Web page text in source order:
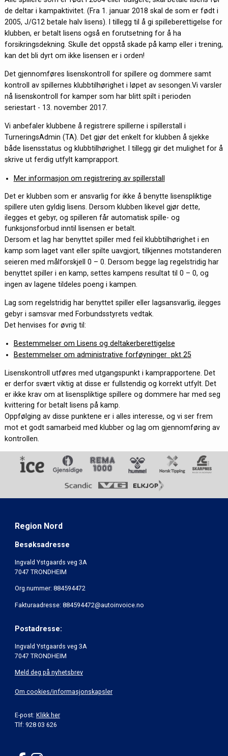
de deltar i kampaktivitet. (Fra 1. januar 2018 skal de som er født i
2005, J/G12 betale halv lisens). I tillegg til å gi spilleberettigelse for
klubben, er betalt lisens også en forutsetning for å ha
forsikringsdekning. Skulle det oppstå skade på kamp eller i trening,
kan det bli dyrt om ikke lisensen er i orden!
Det gjennomføres lisenskontroll for spillere og dommere samt
kontroll av spillernes klubbtilhørighet i løpet av sesongen.Vi varsler
nå lisenskontroll for kamper som har blitt spilt i perioden
seriestart - 13. november 2017.
Vi anbefaler klubbene å registrere spillerne i spillerstall i
TurneringsAdmin (TA). Det gjør det enkelt for klubben å sjekke
både lisensstatus og klubbtilhørighet. I tillegg gir det mulighet for å
skrive ut ferdig utfylt kamprapport.
Mer informasjon om registrering av spillerstall
Det er klubben som er ansvarlig for ikke å benytte lisenspliktige
spillere uten gyldig lisens. Dersom klubben likevel gjør dette,
ilegges et gebyr, og spilleren får automatisk spille- og
funksjonsforbud inntil lisensen er betalt.
Dersom et lag har benyttet spiller med feil klubbtilhørighet i en
kamp som laget vant eller spilte uavgjort, tilkjennes motstanderen
seieren med målforskjell 0 – 0. Dersom begge lag regelstridig har
benyttet spiller i en kamp, settes kampens resultat til 0 – 0, og
ingen av lagene tildeles poeng i kampen.
Lag som regelstridig har benyttet spiller eller lagsansvarlig, ilegges
gebyr i samsvar med Forbundsstyrets vedtak.
Det henvises for øvrig til:
Bestemmelser om Lisens og deltakerberettigelse
Bestemmelser om administrative forføyninger pkt 25
Lisenskontroll utføres med utgangspunkt i kamprapportene. Det
er derfor svært viktig at disse er fullstendig og korrekt utfylt. Det
er ikke krav om at lisenspliktige spillere og dommere har med seg
kvittering for betalt lisens på kamp.
Oppfølging av disse punktene er i alles interesse, og vi ser frem
mot et godt samarbeid med klubber og lag om gjennomføring av
kontrollen.
Region Nord
Besøksadresse
Ingvald Ystgaards veg 3A
7047 TRONDHEIM
Org.nummer: 884594472
Fakturaadresse: 884594472@autoinvoice.no
Postadresse:
Ingvald Ystgaards veg 3A
7047 TRONDHEIM
Meld deg på nyhetsbrev
Om cookies/informasjonskapsler
E-post: Klikk her
Tlf: 928 03 626